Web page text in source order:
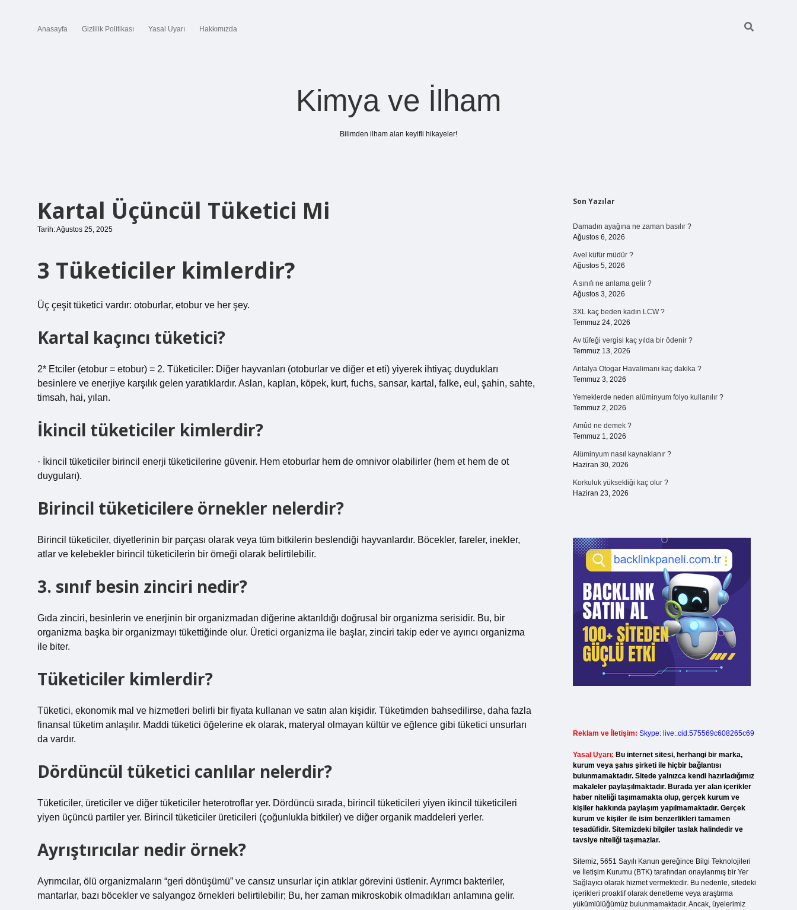
Anasayfa Gizlilik Politikası Yasal Uyarı Hakkımızda
Kimya ve İlham
Bilimden ilham alan keyifli hikayeler!
Kartal Üçüncül Tüketici Mi
Tarih: Ağustos 25, 2025
3 Tüketiciler kimlerdir?
Üç çeşit tüketici vardır: otoburlar, etobur ve her şey.
Kartal kaçıncı tüketici?
2* Etciler (etobur = etobur) = 2. Tüketiciler: Diğer hayvanları (otoburlar ve diğer et eti) yiyerek ihtiyaç duydukları
besinlere ve enerjiye karşılık gelen yaratıklardır. Aslan, kaplan, köpek, kurt, fuchs, sansar, kartal, falke, eul, şahin, sahte,
timsah, hai, yılan.
İkincil tüketiciler kimlerdir?
· İkincil tüketiciler birincil enerji tüketicilerine güvenir. Hem etoburlar hem de omnivor olabilirler (hem et hem de ot
duyguları).
Birincil tüketicilere örnekler nelerdir?
Birincil tüketiciler, diyetlerinin bir parçası olarak veya tüm bitkilerin beslendiği hayvanlardır. Böcekler, fareler, inekler,
atlar ve kelebekler birincil tüketicilerin bir örneği olarak belirtilebilir.
3. sınıf besin zinciri nedir?
Gıda zinciri, besinlerin ve enerjinin bir organizmadan diğerine aktarıldığı doğrusal bir organizma serisidir. Bu, bir
organizma başka bir organizmayı tükettiğinde olur. Üretici organizma ile başlar, zinciri takip eder ve ayırıcı organizma
ile biter.
Tüketiciler kimlerdir?
Tüketici, ekonomik mal ve hizmetleri belirli bir fiyata kullanan ve satın alan kişidir. Tüketimden bahsedilirse, daha fazla
finansal tüketim anlaşılır. Maddi tüketici öğelerine ek olarak, materyal olmayan kültür ve eğlence gibi tüketici unsurları
da vardır.
Dördüncül tüketici canlılar nelerdir?
Tüketiciler, üreticiler ve diğer tüketiciler heterotroflar yer. Dördüncü sırada, birincil tüketicileri yiyen ikincil tüketicileri
yiyen üçüncü partiler yer. Birincil tüketiciler üreticileri (çoğunlukla bitkiler) ve diğer organik maddeleri yerler.
Ayrıştırıcılar nedir örnek?
Ayrımcılar, ölü organizmaların “geri dönüşümü” ve cansız unsurlar için atıklar görevini üstlenir. Ayrımcı bakteriler,
mantarlar, bazı böcekler ve salyangoz örnekleri belirtilebilir; Bu, her zaman mikroskobik olmadıkları anlamına gelir.
Sidebar
Son Yazılar
Damadın ayağına ne zaman basılır ?
Ağustos 6, 2026
Avel küfür müdür ?
Ağustos 5, 2026
A sınıfı ne anlama gelir ?
Ağustos 3, 2026
3XL kaç beden kadın LCW ?
Temmuz 24, 2026
Av tüfeği vergisi kaç yılda bir ödenir ?
Temmuz 13, 2026
Antalya Otogar Havalimanı kaç dakika ?
Temmuz 3, 2026
Yemeklerde neden alüminyum folyo kullanılır ?
Temmuz 2, 2026
Amûd ne demek ?
Temmuz 1, 2026
Alüminyum nasıl kaynaklanır ?
Haziran 30, 2026
Korkuluk yüksekliği kaç olur ?
Haziran 23, 2026
Reklam ve İletişim: Skype: live:.cid.575569c608265c69
Yasal Uyarı: Bu internet sitesi, herhangi bir marka,
kurum veya şahıs şirketi ile hiçbir bağlantısı
bulunmamaktadır. Sitede yalnızca kendi hazırladığımız
makaleler paylaşılmaktadır. Burada yer alan içerikler
haber niteliği taşımamakta olup, gerçek kurum ve
kişiler hakkında paylaşım yapılmamaktadır. Gerçek
kurum ve kişiler ile isim benzerlikleri tamamen
tesadüfidir. Sitemizdeki bilgiler taslak halindedir ve
tavsiye niteliği taşımazlar.
Sitemiz, 5651 Sayılı Kanun gereğince Bilgi Teknolojileri
ve İletişim Kurumu (BTK) tarafından onaylanmış bir Yer
Sağlayıcı olarak hizmet vermektedir. Bu nedenle, sitedeki
içerikleri proaktif olarak denetleme veya araştırma
yükümlülüğümüz bulunmamaktadır. Ancak, üyelerimiz